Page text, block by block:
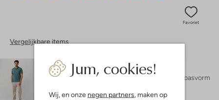
Jum, cookies!
Wij, en onze negen partners, maken op
Favoriet
Vergelijkbare items
Maatadvies
Milan is 1 meter 84 lang en draagt maat L.
De pasvorm